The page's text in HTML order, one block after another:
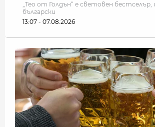
„Тео от Голдън“ е световен бестселър,
български
13:07 - 07.08.2026